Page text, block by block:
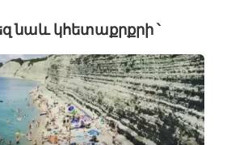
նաև կհետաքրքրի ՝